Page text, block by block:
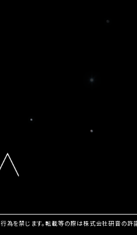
為を禁じます。転載等の際は株式会社研音の許